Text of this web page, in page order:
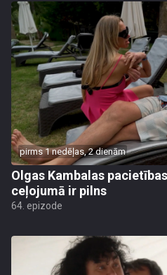
pirms 1 nedēļas, 2 dienām
Olgas Kambalas
ceļojumā ir pilns
64. epizode